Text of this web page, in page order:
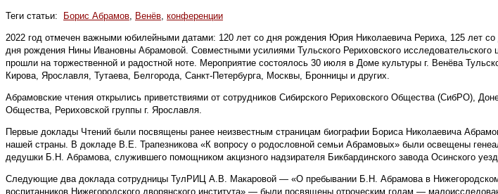
Теги статьи: Борис Абрамов Венёв конференции
2022 год отмечен важными юбилейными датами: 120 лет со дня рождения Юрия Николаевича Рериха, 125 лет
дня рождения Нины Ивановны Абрамовой. Совместными усилиями Тульского Рериховского
прошли на торжественной и радостной ноте. Мероприятие состоялось 30 июля в Доме культуры г. Венёва
Кирова, Ярославля, Тутаева, Белгорода, Санкт-Петербурга, Москвы, Бронницы и других.
Абрамовские чтения открылись приветствиями от сотрудников Сибирского Рериховского Общества (СибРО),
Общества, Рериховской группы г. Ярославля.
Первые доклады Чтений были посвящены ранее неизвестным страницам биографии Бориса Николаевича
нашей страны. В докладе В.Е. Трапезникова «К вопросу о родословной семьи Абрамовых» были освещены
дедушки Б.Н. Абрамова, служившего помощником акцизного надзирателя Бикбардинского завода Осинского
Следующие два доклада сотрудницы ТулРИЦ А.В. Макаровой — «О пребывании Б.Н. Абрамова в
воспитанников Нижегородского дворянского института» — были посвящены отроческим годам —